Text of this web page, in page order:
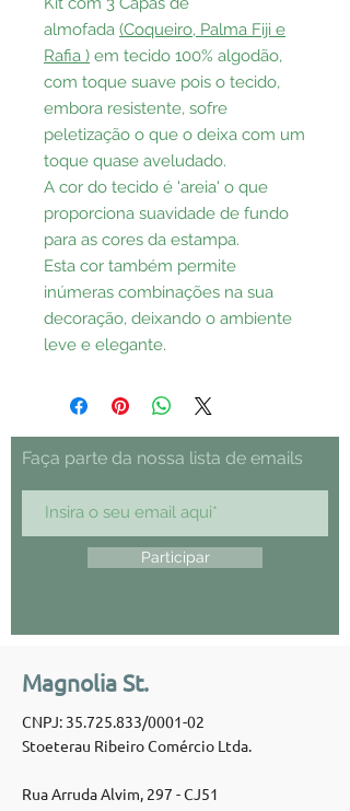
almofada (Coqueiro, Palma Fiji e
Rafia ) em tecido 100% algodão,
com toque suave pois o tecido,
embora resistente, sofre
peletização o que o deixa com um
toque quase aveludado.
A cor do tecido é 'areia' o que
proporciona suavidade de fundo
para as cores da estampa.
Esta cor também permite
inúmeras combinações na sua
decoração, deixando o ambiente
leve e elegante.
Faça parte da nossa lista de emails
Participar
Magnolia St.
CNPJ: 35.725.833/0001-02
Stoeterau Ribeiro Comércio Ltda.
Rua Arruda Alvim, 297 - CJ51